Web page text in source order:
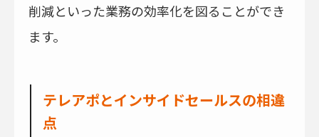
削減といった業務の効率化を図ることができ
ます。
テレアポとインサイドセールスの相違
点